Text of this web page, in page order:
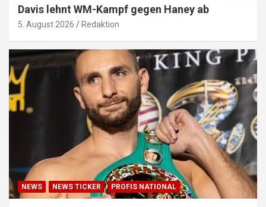
Davis lehnt WM-Kampf gegen Haney ab
5. August 2026 Redaktion
NEWS NEWS TICKER PROFIS NATIONAL